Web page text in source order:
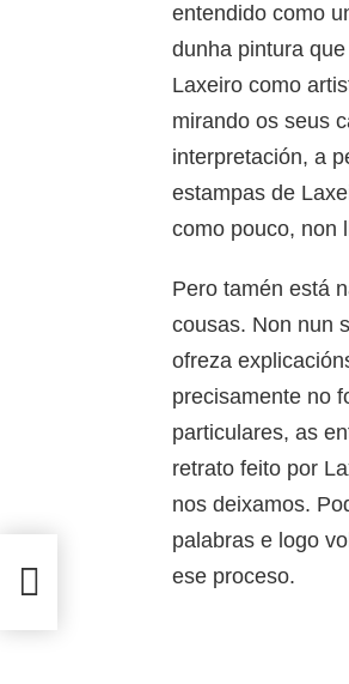
entendido como
dunha pintura
Laxeiro como
mirando os seus
interpretación, a
estampas de
como pouco, non
Pero tamén está
cousas. Non nun
ofreza
precisamente no
particulares, as
retrato feito por
nos deixamos.
palabras e logo
ese proceso.